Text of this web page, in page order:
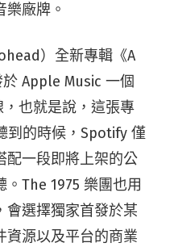
廠牌。
）全新專輯《A
Apple Music 一個
也就是說，這張專
到的時候，Spotify 僅
配一段即將上架的公
The 1975 樂團也用
會選擇獨家首發於某
資源以及平台的商業